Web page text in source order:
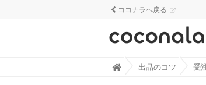
ココナラへ戻る
ココナラマグ - なるほど
出品のコツ